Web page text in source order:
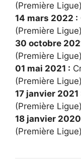
(Première Ligue)
14 mars 2022 :
(Première Ligue)
30 octobre
(Première Ligue)
01 mai 2021 :
(Première Ligue)
17 janvier 2021
(Première Ligue)
18 janvier
(Première Ligue)